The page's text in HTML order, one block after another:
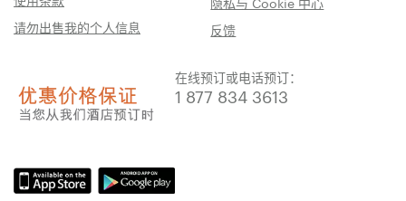
请勿出售我的个人信息
反馈
在线预订或电话预订：
1 877 834 3613